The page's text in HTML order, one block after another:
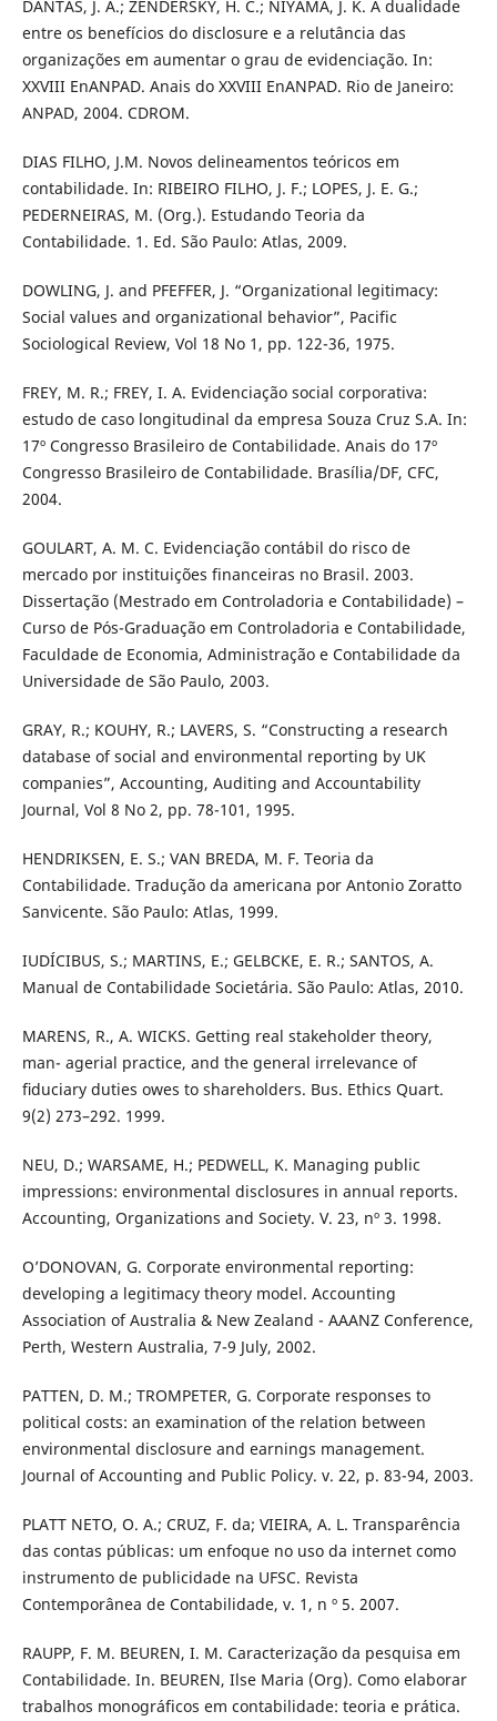
DANTAS, J. A.; ZENDERSKY, H. C.; NIYAMA, J. K. A dualidade
entre os benefícios do disclosure e a relutância das
organizações em aumentar o grau de evidenciação. In:
XXVIII EnANPAD. Anais do XXVIII EnANPAD. Rio de Janeiro:
ANPAD, 2004. CDROM.
DIAS FILHO, J.M. Novos delineamentos teóricos em
contabilidade. In: RIBEIRO FILHO, J. F.; LOPES, J. E. G.;
PEDERNEIRAS, M. (Org.). Estudando Teoria da
Contabilidade. 1. Ed. São Paulo: Atlas, 2009.
DOWLING, J. and PFEFFER, J. “Organizational legitimacy:
Social values and organizational behavior”, Pacific
Sociological Review, Vol 18 No 1, pp. 122-36, 1975.
FREY, M. R.; FREY, I. A. Evidenciação social corporativa:
estudo de caso longitudinal da empresa Souza Cruz S.A. In:
17º Congresso Brasileiro de Contabilidade. Anais do 17º
Congresso Brasileiro de Contabilidade. Brasília/DF, CFC,
2004.
GOULART, A. M. C. Evidenciação contábil do risco de
mercado por instituições financeiras no Brasil. 2003.
Dissertação (Mestrado em Controladoria e Contabilidade) –
Curso de Pós-Graduação em Controladoria e Contabilidade,
Faculdade de Economia, Administração e Contabilidade da
Universidade de São Paulo, 2003.
GRAY, R.; KOUHY, R.; LAVERS, S. “Constructing a research
database of social and environmental reporting by UK
companies”, Accounting, Auditing and Accountability
Journal, Vol 8 No 2, pp. 78-101, 1995.
HENDRIKSEN, E. S.; VAN BREDA, M. F. Teoria da
Contabilidade. Tradução da americana por Antonio Zoratto
Sanvicente. São Paulo: Atlas, 1999.
IUDÍCIBUS, S.; MARTINS, E.; GELBCKE, E. R.; SANTOS, A.
Manual de Contabilidade Societária. São Paulo: Atlas, 2010.
MARENS, R., A. WICKS. Getting real stakeholder theory,
man- agerial practice, and the general irrelevance of
ﬁduciary duties owes to shareholders. Bus. Ethics Quart.
9(2) 273–292. 1999.
NEU, D.; WARSAME, H.; PEDWELL, K. Managing public
impressions: environmental disclosures in annual reports.
Accounting, Organizations and Society. V. 23, nº 3. 1998.
O’DONOVAN, G. Corporate environmental reporting:
developing a legitimacy theory model. Accounting
Association of Australia & New Zealand - AAANZ Conference,
Perth, Western Australia, 7-9 July, 2002.
PATTEN, D. M.; TROMPETER, G. Corporate responses to
political costs: an examination of the relation between
environmental disclosure and earnings management.
Journal of Accounting and Public Policy. v. 22, p. 83-94, 2003.
PLATT NETO, O. A.; CRUZ, F. da; VIEIRA, A. L. Transparência
das contas públicas: um enfoque no uso da internet como
instrumento de publicidade na UFSC. Revista
Contemporânea de Contabilidade, v. 1, n º 5. 2007.
RAUPP, F. M. BEUREN, I. M. Caracterização da pesquisa em
Contabilidade. In. BEUREN, Ilse Maria (Org). Como elaborar
trabalhos monográficos em contabilidade: teoria e prática.